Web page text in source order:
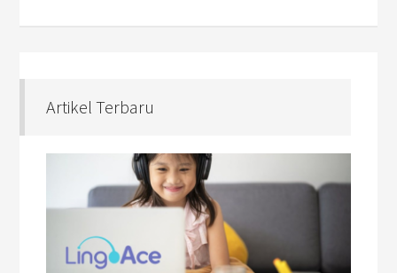
Artikel Terbaru